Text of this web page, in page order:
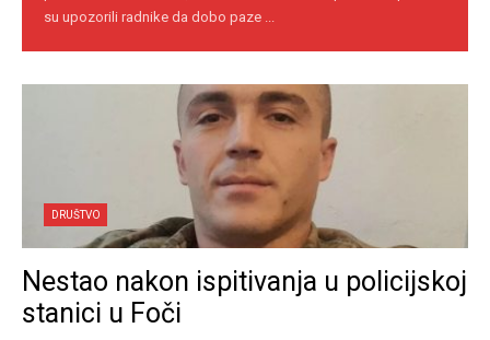
su upozorili radnike da dobo paze ...
DRUŠTVO
Nestao nakon ispitivanja u policijskoj
stanici u Foči